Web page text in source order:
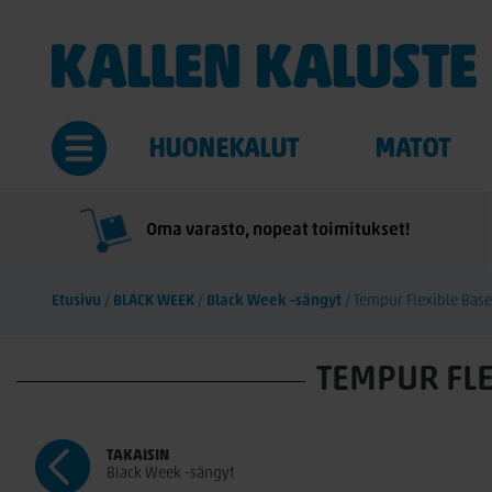
HUONEKALUT MATOT
Oma varasto, nopeat toimitukset!
Etusivu / BLACK WEEK / Black Week -sängyt / Tempur Flexible
TEMPUR
TAKAISIN
Black Week -sängyt